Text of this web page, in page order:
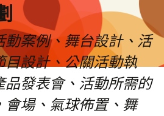
動案例、舞台設計、活
設計、公關活動執
品發表會、活動所需的
會場、氣球佈置、舞